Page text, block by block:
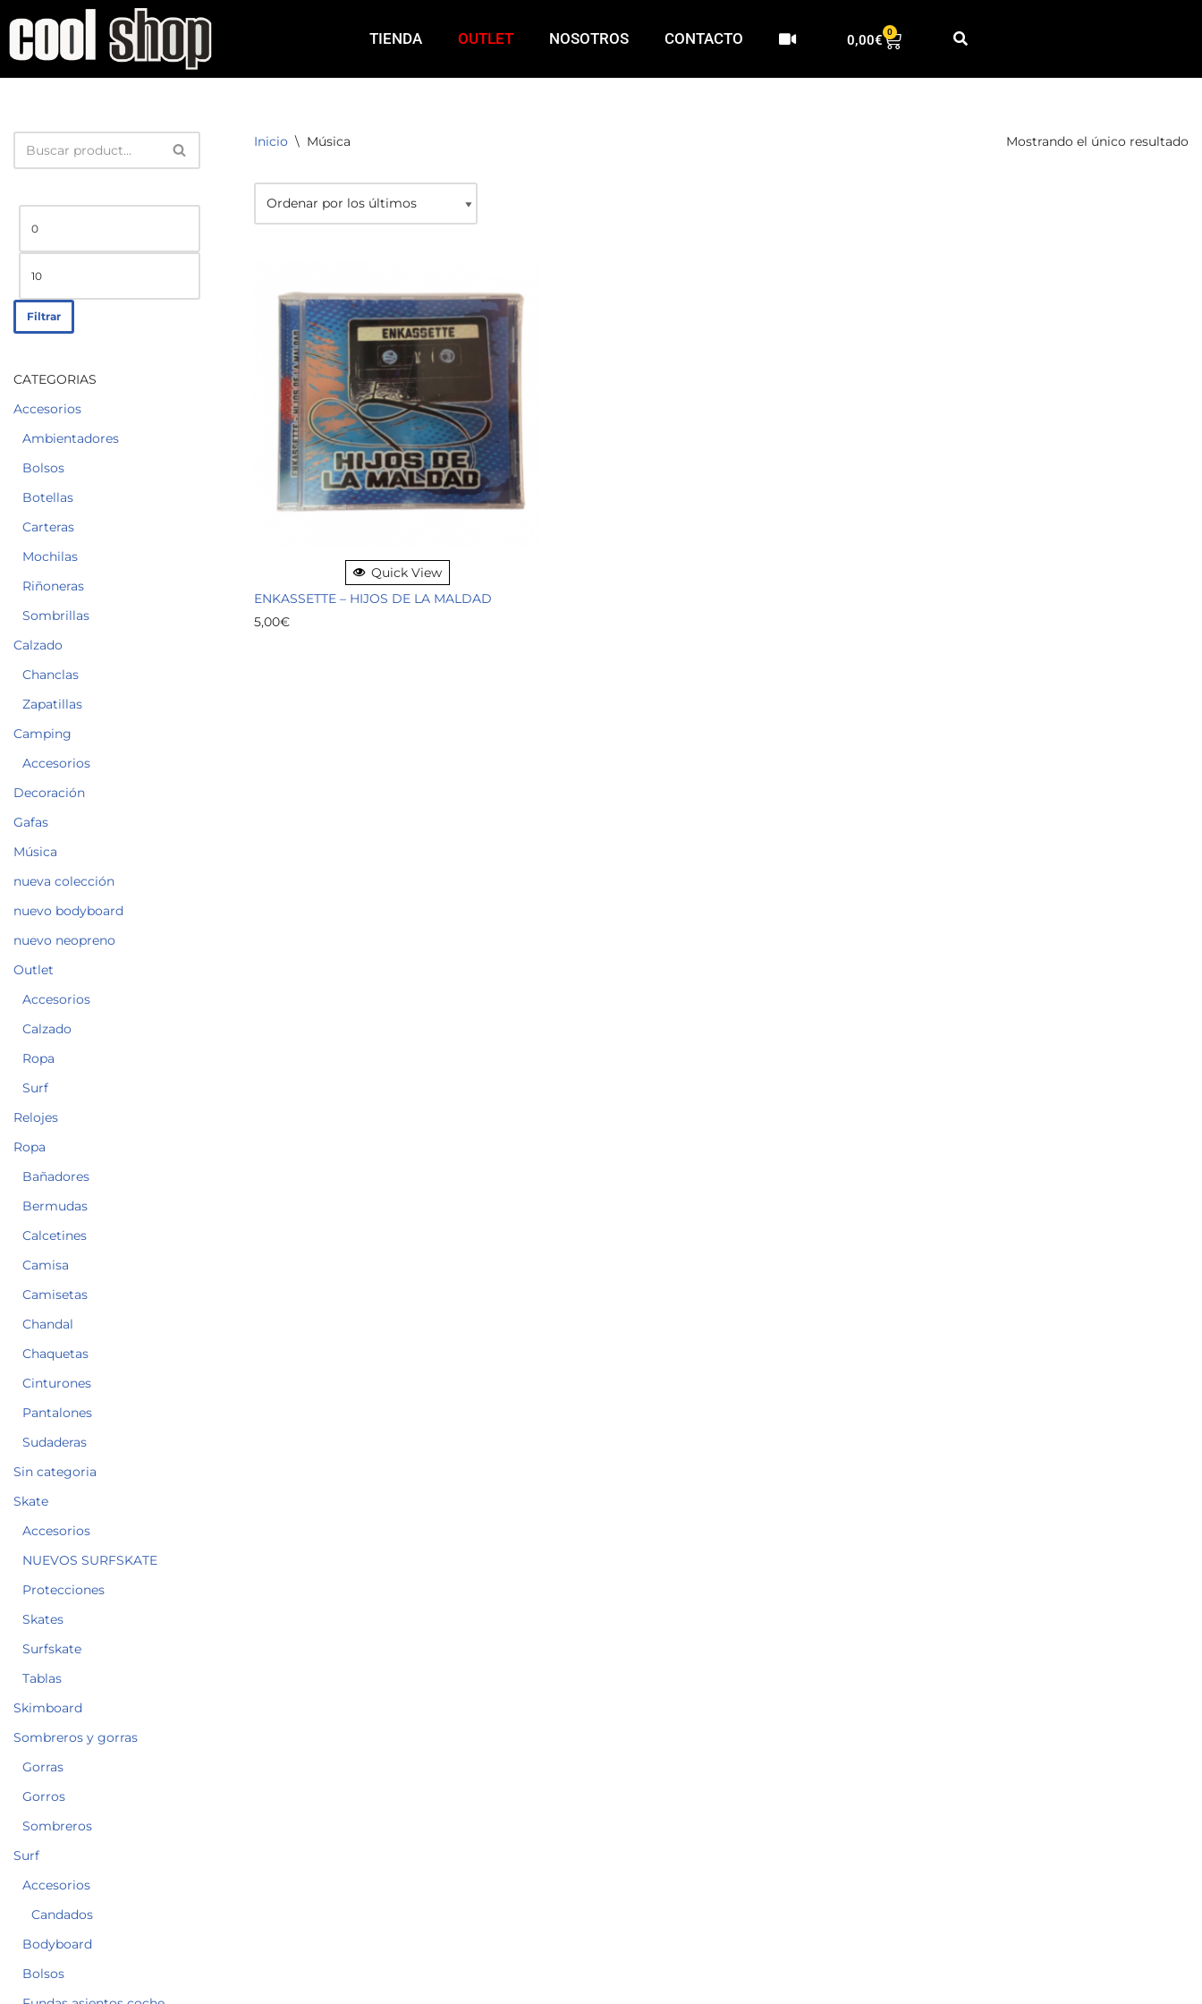
Saltar
TIENDA OUTLET NOSOTROS CONTACTO 0,00€
0
Filtrar
CATEGORIAS
Accesorios
Ambientadores
Bolsos
Botellas
Carteras
Mochilas
Riñoneras
Sombrillas
Calzado
Chanclas
Zapatillas
Camping
Accesorios
Decoración
Gafas
Música
nueva colección
nuevo bodyboard
nuevo neopreno
Outlet
Accesorios
Calzado
Ropa
Surf
Relojes
Ropa
Bañadores
Bermudas
Calcetines
Camisa
Camisetas
Chandal
Chaquetas
Cinturones
Pantalones
Sudaderas
Sin categoria
Skate
Accesorios
NUEVOS SURFSKATE
Protecciones
Skates
Surfskate
Tablas
Skimboard
Sombreros y gorras
Gorras
Gorros
Sombreros
Surf
Accesorios
Candados
Bodyboard
Bolsos
Inicio \ Música Mostrando el único resultado
Quick View
ENKASSETTE – HIJOS DE LA MALDAD
5,00€